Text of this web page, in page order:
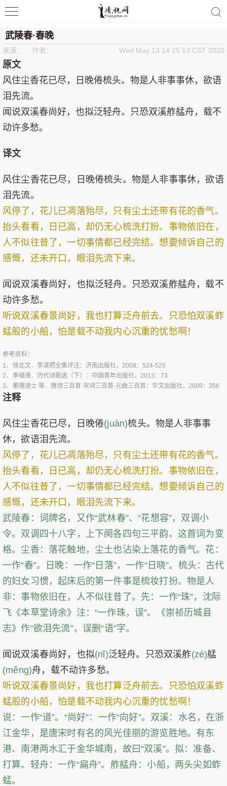
清照词咖
武陵春·春晚
来源： 作者： Wed May 13 14:25:13 CST 2020
原文
风住尘香花已尽，日晚倦梳头。物是人非事事休，欲语
泪先流。
闻说双溪春尚好，也拟泛轻舟。只恐双溪舴艋舟，载不
动许多愁。
译文
风住尘香花已尽，日晚倦梳头。物是人非事事休，欲语
泪先流。
风停了，花儿已凋落殆尽，只有尘土还带有花的香气。
抬头看看，日已高，却仍无心梳洗打扮。事物依旧在，
人不似往昔了，一切事情都已经完结。想要倾诉自己的
感慨，还未开口，眼泪先流下来。
闻说双溪春尚好，也拟泛轻舟。只恐双溪舴艋舟，载不
动许多愁。
听说双溪春景尚好，我也打算泛舟前去。只恐怕双溪蚱
蜢般的小船，怕是载不动我内心沉重的忧愁啊！
参考资料：
1、 徐北文．李清照全集评注：济南出版社，2009：524-526
2、 季镇淮．历代诗歌选（下）：中国青年出版社，2013：73
3、 蘅塘退士 等．唐诗三百首·宋词三百首·元曲三百首：华文出版社，2009：356
注释
风住尘香花已尽，日晚倦(juàn)梳头。物是人非事事
休，欲语泪先流。
风停了，花儿已凋落殆尽，只有尘土还带有花的香气。
抬头看看，日已高，却仍无心梳洗打扮。事物依旧在，
人不似往昔了，一切事情都已经完结。想要倾诉自己的
感慨，还未开口，眼泪先流下来。
武陵春：词牌名，又作“武林春”、“花想容”，双调小
令。双调四十八字，上下阕各四句三平韵。这首词为变
格。尘香：落花触地，尘土也沾染上落花的香气。花：
一作“春”。日晚：一作“日落”，一作“日晓”。梳头：古代
的妇女习惯，起床后的第一件事是梳妆打扮。物是人
非：事物依旧在，人不似往昔了。先：一作“珠”，沈际
飞《本草堂诗余》注：“一作珠，误”。《崇祯历城县
志》作“欲泪先流”，误删“语”字。
闻说双溪春尚好，也拟(nǐ)泛轻舟。只恐双溪舴(zé)艋
(měng)舟，载不动许多愁。
听说双溪春景尚好，我也打算泛舟前去。只恐怕双溪蚱
蜢般的小船，怕是载不动我内心沉重的忧愁啊！
说：一作“道”。“尚好”：一作“向好”。双溪：水名，在浙
江金华，是唐宋时有名的风光佳丽的游览胜地。有东
港、南港两水汇于金华城南，故曰“双溪”。拟：准备、
打算。轻舟：一作“扁舟”。舴艋舟：小船，两头尖如蚱
蜢。